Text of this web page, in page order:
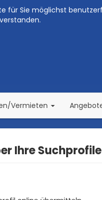
für Sie möglichst
Vermieten (current)
Ihre Suchprofile